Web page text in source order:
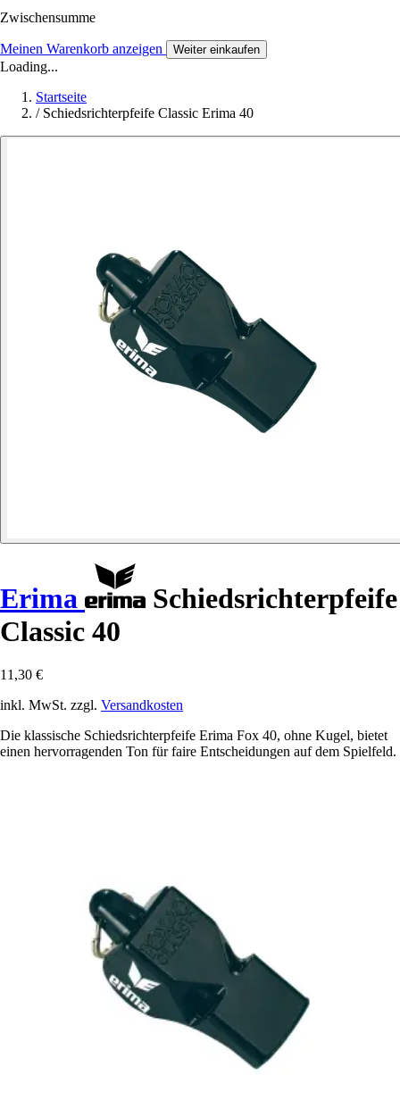
Zwischensumme
Meinen Warenkorb anzeigen Weiter einkaufen
Loading...
Startseite
/ Schiedsrichterpfeife Classic Erima 40
Erima
Schiedsrichterpfeife
Classic 40
11,30 €
inkl. MwSt. zzgl. Versandkosten
Die klassische Schiedsrichterpfeife Erima Fox 40, ohne Kugel, bietet
einen hervorragenden Ton für faire Entscheidungen auf dem Spielfeld.